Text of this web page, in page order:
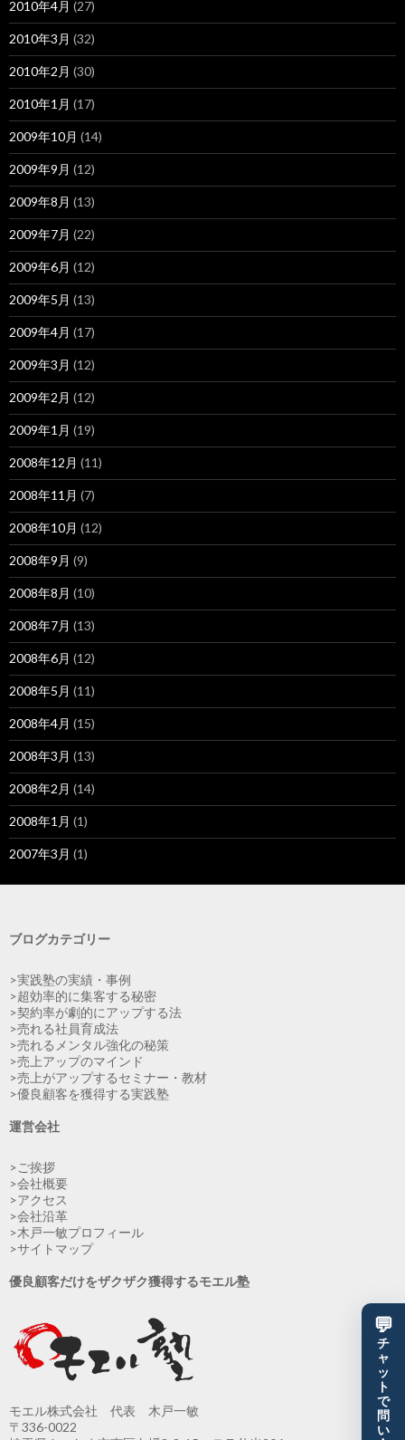
2010年4月 (27)
2010年3月 (32)
2010年2月 (30)
2010年1月 (17)
2009年10月 (14)
2009年9月 (12)
2009年8月 (13)
2009年7月 (22)
2009年6月 (12)
2009年5月 (13)
2009年4月 (17)
2009年3月 (12)
2009年2月 (12)
2009年1月 (19)
2008年12月 (11)
2008年11月 (7)
2008年10月 (12)
2008年9月 (9)
2008年8月 (10)
2008年7月 (13)
2008年6月 (12)
2008年5月 (11)
2008年4月 (15)
2008年3月 (13)
2008年2月 (14)
2008年1月 (1)
2007年3月 (1)
ブログカテゴリー
>実践塾の実績・事例
>超効率的に集客する秘密
>契約率が劇的にアップする法
>売れる社員育成法
>売れるメンタル強化の秘策
>売上アップのマインド
>売上がアップするセミナー・教材
>優良顧客を獲得する実践塾
運営会社
>ご挨拶
>会社概要
>アクセス
>会社沿革
>木戸一敏プロフィール
>サイトマップ
優良顧客だけをザクザク獲得するモエル塾
モエル株式会社 代表 木戸一敏
〒336-0022
💬
チ
ャ
ッ
ト
で
問
い